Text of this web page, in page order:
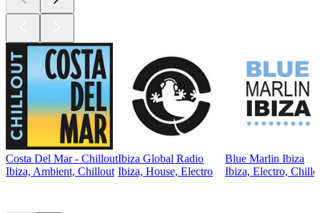
Costa Del Mar - Chillout
Ibiza, Ambient, Chillout
Ibiza Global Radio
Ibiza, House, Electro
Blue Marlin Ibiza
Ibiza, Electro,